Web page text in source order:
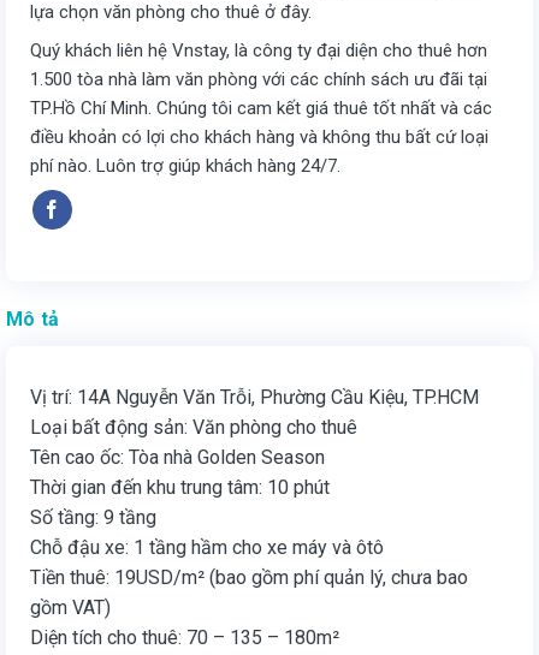
lựa chọn văn phòng cho thuê ở đây.
Quý khách liên hệ Vnstay, là công ty đại diện cho thuê hơn
1.500 tòa nhà làm văn phòng với các chính sách ưu đãi tại
TP.Hồ Chí Minh. Chúng tôi cam kết giá thuê tốt nhất và các
điều khoản có lợi cho khách hàng và không thu bất cứ loại
phí nào. Luôn trợ giúp khách hàng 24/7.
Mô tả
Vị trí: 14A Nguyễn Văn Trỗi, Phường Cầu Kiệu, TP.HCM
Loại bất động sản: Văn phòng cho thuê
Tên cao ốc: Tòa nhà Golden Season
Thời gian đến khu trung tâm: 10 phút
Số tầng: 9 tầng
Chỗ đậu xe: 1 tầng hầm cho xe máy và ôtô
Tiền thuê: 19USD/m² (bao gồm phí quản lý, chưa bao
gồm VAT)
Diện tích cho thuê: 70 – 135 – 180m²